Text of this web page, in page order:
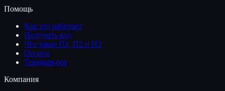
Помощь
Как это работает
Получить код
Что такое П1, П2 и П3
Оплата
Telegram-бот
Компания